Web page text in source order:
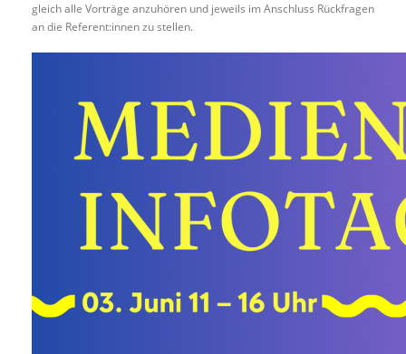
gleich alle Vorträge anzuhören und jeweils im Anschluss Rückfragen
an die Referent:innen zu stellen.